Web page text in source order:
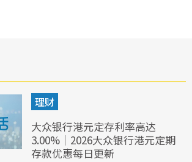
理财
大众银行港元定存利率高达
3.00%｜2026大众银行港元定期
存款优惠每日更新